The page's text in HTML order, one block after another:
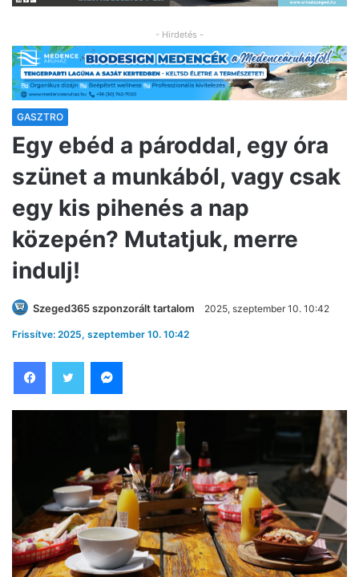
- Hirdetés -
GASZTRO
Egy ebéd a pároddal, egy óra
szünet a munkából, vagy csak
egy kis pihenés a nap
közepén? Mutatjuk, merre
indulj!
Szeged365 szponzorált tartalom 2025, szeptember 10. 10:42
Frissítve: 2025, szeptember 10. 10:42